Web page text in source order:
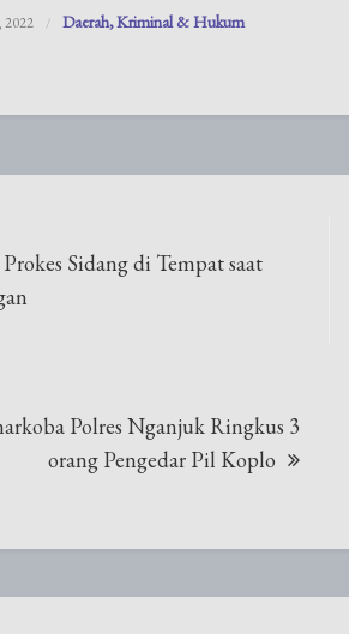
2022 Daerah Kriminal & Hukum
Sidang di Tempat saat
Polres Nganjuk Ringkus 3
orang Pengedar Pil Koplo